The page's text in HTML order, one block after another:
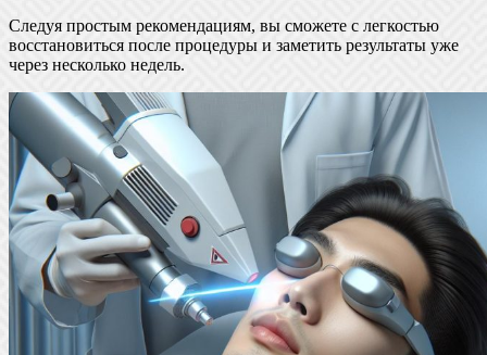
Следуя простым рекомендациям, вы сможете с легкостью
восстановиться после процедуры и заметить результаты уже
через несколько недель.